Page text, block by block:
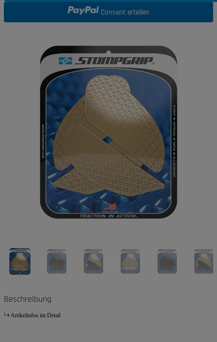
Consent erteilen
Beschreibung
Artikelinfos im Detail